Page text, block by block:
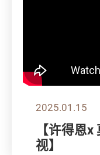
2025.01.15
【许得恩
视】